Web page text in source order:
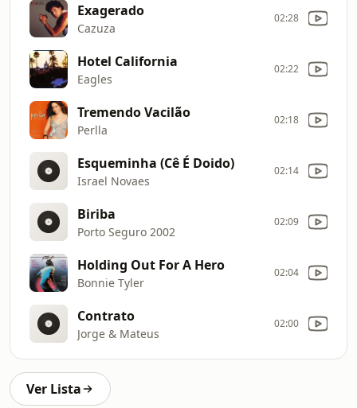
Exagerado
Cazuza
02:28
Hotel California
Eagles
02:22
Tremendo Vacilão
Perlla
02:18
Esqueminha (Cê É Doido)
Israel Novaes
02:14
Biriba
Porto Seguro 2002
02:09
Holding Out For A Hero
Bonnie Tyler
02:04
Contrato
Jorge & Mateus
02:00
Ver Lista